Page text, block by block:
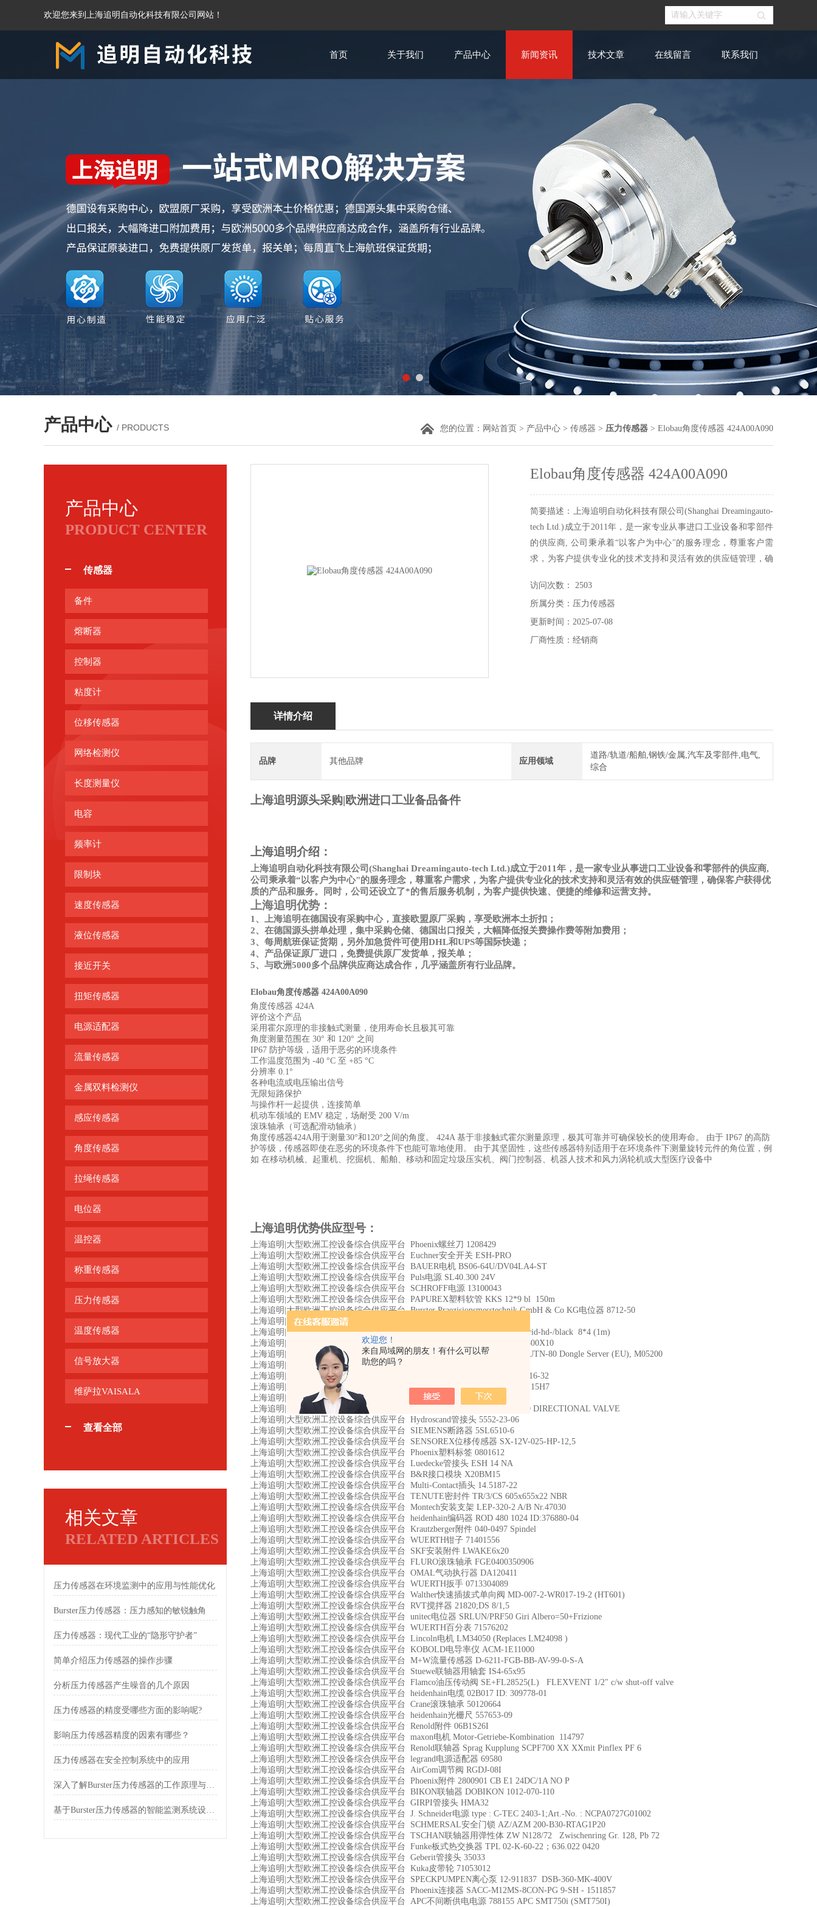
欢迎您！
来自局域网的朋友！有什么可以帮
助您的吗？
欢迎您来到上海追明自动化科技有限公司网站！
首页 关于我们 产品中心 新闻资讯 技术文章 在线留言 联系我们
产品中心 / PRODUCTS 您的位置： 网站首页 > 产品中心 > 传感器 > 压力传感器 > Elobau角度传感器 424A00A090
产品中心
PRODUCT CENTER
传感器
备件
熔断器
控制器
粘度计
位移传感器
网络检测仪
长度测量仪
电容
频率计
限制块
速度传感器
液位传感器
接近开关
扭矩传感器
电源适配器
流量传感器
金属双料检测仪
感应传感器
角度传感器
拉绳传感器
电位器
温控器
称重传感器
压力传感器
温度传感器
信号放大器
维萨拉VAISALA
查看全部
相关文章
RELATED ARTICLES
压力传感器在环境监测中的应用与性能优化
Burster压力传感器：压力感知的敏锐触角
压力传感器：现代工业的“隐形守护者”
简单介绍压力传感器的操作步骤
分析压力传感器产生噪音的几个原因
压力传感器的精度受哪些方面的影响呢?
影响压力传感器精度的因素有哪些？
压力传感器在安全控制系统中的应用
深入了解Burster压力传感器的工作原理与应用
基于Burster压力传感器的智能监测系统设计与优化
Elobau角度传感器 424A00A090
简要描述：上海追明自动化科技有限公司(Shanghai Dreamingauto-
tech Ltd.)成立于2011年，是一家专业从事进口工业设备和零部件
的供应商, 公司秉承着“以客户为中心"的服务理念，尊重客户需
求，为客户提供专业化的技术支持和灵活有效的供应链管理，确
访问次数： 2503
所属分类：压力传感器
更新时间：2025-07-08
厂商性质：经销商
详情介绍
品牌 其他品牌 应用领域
道路/轨道/船舶,钢铁/金属,汽车及零部件,电气,
综合
上海追明源头采购|欧洲进口工业备品备件
上海追明介绍：
上海追明自动化科技有限公司 (Shanghai Dreamingauto-tech Ltd.)成立于2011年，是一家专业从事进口工业设备和零部件的供应商,
公司秉承着“以客户为中心"的服务理念，尊重客户需求，为客户提供专业化的技术支持和灵活有效的供应链管理，确保客户获得优
质的产品和服务。同时，公司还设立了*的售后服务机制，为客户提供快速、便捷的维修和运营支持。
上海追明优势：
1、上海追明在德国设有采购中心，直接欧盟原厂采购，享受欧洲本土折扣；
2、在德国源头拼单处理，集中采购仓储、德国出口报关，大幅降低报关费操作费等附加费用；
3、每周航班保证货期，另外加急货件可使用DHL和UPS等国际快递；
4、产品保证原厂进口，免费提供原厂发货单，报关单；
5、与欧洲5000多个品牌供应商达成合作，几乎涵盖所有行业品牌。
Elobau角度传感器 424A00A090
角度传感器 424A
评价这个产品
采用霍尔原理的非接触式测量，使用寿命长且极其可靠
角度测量范围在 30° 和 120° 之间
IP67 防护等级，适用于恶劣的环境条件
工作温度范围为 -40 °C 至 +85 °C
分辨率 0.1°
各种电流或电压输出信号
无限短路保护
与操作杆一起提供，连接简单
机动车领域的 EMV 稳定，场耐受 200 V/m
滚珠轴承（可选配滑动轴承）
角度传感器424A用于测量30°和120°之间的角度。 424A 基于非接触式霍尔测量原理，极其可靠并可确保较长的使用寿命。 由于 IP67 的高防
护等级，传感器即使在恶劣的环境条件下也能可靠地使用。 由于其坚固性，这些传感器特别适用于在环境条件下测量旋转元件的角位置，例
如 在移动机械、起重机、挖掘机、船舶、移动和固定垃圾压实机、阀门控制器、机器人技术和风力涡轮机或大型医疗设备中
上海追明优势供应型号 ：
上海追明|大型欧洲工控设备综合供应平台 Phoenix螺丝刀 1208429
上海追明|大型欧洲工控设备综合供应平台 Euchner安全开关 ESH-PRO
上海追明|大型欧洲工控设备综合供应平台 BAUER电机 BS06-64U/DV04LA4-ST
上海追明|大型欧洲工控设备综合供应平台 Puls电源 SL40.300 24V
上海追明|大型欧洲工控设备综合供应平台 SCHROFF电源 13100043
上海追明|大型欧洲工控设备综合供应平台 PAPUREX塑料软管 KKS 12*9 bl 150m
上海追明|大型欧洲工控设备综合供应平台 Burster Praezisionsmesstechnik GmbH & Co KG电位器 8712-50
上海追明|大型欧洲工控设备综合供应平台 WUERTH气动旋转扳手 7033130
上海追明|大型欧洲工控设备综合供应平台 PAPUREX塑料软管 Flamex hybrid-hd-/black 8*4 (1m)
上海追明|大型欧洲工控设备综合供应平台 norelem联轴器用轴套 08910-A0800X10
上海追明|大型欧洲工控设备综合供应平台 SEH接口模块 1611612, SEH myUTN-80 Dongle Server (EU), M05200
上海追明|大型欧洲工控设备综合供应平台 EFCOOLING滤芯 1100220
上海追明|大型欧洲工控设备综合供应平台 EMILE MAURIN定位销 32-230-16-32
上海追明|大型欧洲工控设备综合供应平台 Baumer编码器 HOG8 DN 360 CI 15H7
上海追明|大型欧洲工控设备综合供应平台 hiri密封胶带 V50470
上海追明|大型欧洲工控设备综合供应平台 Bucher油压传动阀 W1DBA8 24D DIRECTIONAL VALVE
上海追明|大型欧洲工控设备综合供应平台 Hydroscand管接头 5552-23-06
上海追明|大型欧洲工控设备综合供应平台 SIEMENS断路器 5SL6510-6
上海追明|大型欧洲工控设备综合供应平台 SENSOREX位移传感器 SX-12V-025-HP-12,5
上海追明|大型欧洲工控设备综合供应平台 Phoenix塑料标签 0801612
上海追明|大型欧洲工控设备综合供应平台 Luedecke管接头 ESH 14 NA
上海追明|大型欧洲工控设备综合供应平台 B&R接口模块 X20BM15
上海追明|大型欧洲工控设备综合供应平台 Multi-Contact插头 14.5187-22
上海追明|大型欧洲工控设备综合供应平台 TENUTE密封件 TR/3/CS 605x655x22 NBR
上海追明|大型欧洲工控设备综合供应平台 Montech安装支架 LEP-320-2 A/B Nr.47030
上海追明|大型欧洲工控设备综合供应平台 heidenhain编码器 ROD 480 1024 ID:376880-04
上海追明|大型欧洲工控设备综合供应平台 Krautzberger附件 040-0497 Spindel
上海追明|大型欧洲工控设备综合供应平台 WUERTH钳子 71401556
上海追明|大型欧洲工控设备综合供应平台 SKF安装附件 LWAKE6x20
上海追明|大型欧洲工控设备综合供应平台 FLURO滚珠轴承 FGE0400350906
上海追明|大型欧洲工控设备综合供应平台 OMAL气动执行器 DA120411
上海追明|大型欧洲工控设备综合供应平台 WUERTH扳手 0713304089
上海追明|大型欧洲工控设备综合供应平台 Walther快速插拔式单向阀 MD-007-2-WR017-19-2 (HT601)
上海追明|大型欧洲工控设备综合供应平台 RVT搅拌器 21820;DS 8/1,5
上海追明|大型欧洲工控设备综合供应平台 unitec电位器 SRLUN/PRF50 Giri Albero=50+Frizione
上海追明|大型欧洲工控设备综合供应平台 WUERTH百分表 71576202
上海追明|大型欧洲工控设备综合供应平台 Lincoln电机 LM34050 (Replaces LM24098 )
上海追明|大型欧洲工控设备综合供应平台 KOBOLD电导率仪 ACM-1E11000
上海追明|大型欧洲工控设备综合供应平台 M+W流量传感器 D-6211-FGB-BB-AV-99-0-S-A
上海追明|大型欧洲工控设备综合供应平台 Stuewe联轴器用轴套 IS4-65x95
上海追明|大型欧洲工控设备综合供应平台 Flamco油压传动阀 SE+FL28525(L) FLEXVENT 1/2" c/w shut-off valve
上海追明|大型欧洲工控设备综合供应平台 heidenhain电缆 02B017 ID: 309778-01
上海追明|大型欧洲工控设备综合供应平台 Crane滚珠轴承 50120664
上海追明|大型欧洲工控设备综合供应平台 heidenhain光栅尺 557653-09
上海追明|大型欧洲工控设备综合供应平台 Renold附件 06B1S26I
上海追明|大型欧洲工控设备综合供应平台 maxon电机 Motor-Getriebe-Kombination 114797
上海追明|大型欧洲工控设备综合供应平台 Renold联轴器 Sprag Kupplung SCPF700 XX XXmit Pinflex PF 6
上海追明|大型欧洲工控设备综合供应平台 legrand电源适配器 69580
上海追明|大型欧洲工控设备综合供应平台 AirCom调节阀 RGDJ-08I
上海追明|大型欧洲工控设备综合供应平台 Phoenix附件 2800901 CB E1 24DC/1A NO P
上海追明|大型欧洲工控设备综合供应平台 BIKON联轴器 DOBIKON 1012-070-110
上海追明|大型欧洲工控设备综合供应平台 GIRPI管接头 HMA32
上海追明|大型欧洲工控设备综合供应平台 J. Schneider电源 type : C-TEC 2403-1;Art.-No. : NCPA0727G01002
上海追明|大型欧洲工控设备综合供应平台 SCHMERSAL安全门锁 AZ/AZM 200-B30-RTAG1P20
上海追明|大型欧洲工控设备综合供应平台 TSCHAN联轴器用弹性体 ZW N128/72 Zwischenring Gr. 128, Pb 72
上海追明|大型欧洲工控设备综合供应平台 Funke板式热交换器 TPL 02-K-60-22；636.022 0420
上海追明|大型欧洲工控设备综合供应平台 Geberit管接头 35033
上海追明|大型欧洲工控设备综合供应平台 Kuka皮带轮 71053012
上海追明|大型欧洲工控设备综合供应平台 SPECKPUMPEN离心泵 12-911837 DSB-360-MK-400V
上海追明|大型欧洲工控设备综合供应平台 Phoenix连接器 SACC-M12MS-8CON-PG 9-SH - 1511857
上海追明|大型欧洲工控设备综合供应平台 APC不间断供电电源 788155 APC SMT750i (SMT750I)